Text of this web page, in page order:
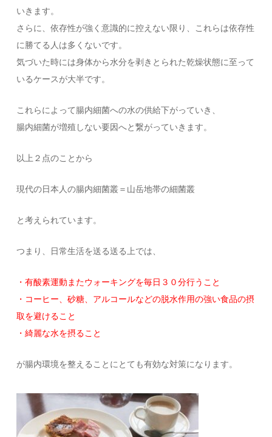
いきます。
さらに、依存性が強く意識的に控えない限り、これらは依存性
に勝てる人は多くないです。
気づいた時には身体から水分を剥きとられた乾燥状態に至って
いるケースが大半です。
これらによって腸内細菌への水の供給下がっていき、
腸内細菌が増殖しない要因へと繋がっていきます。
以上２点のことから
現代の日本人の腸内細菌叢＝山岳地帯の細菌叢
と考えられています。
つまり、日常生活を送る送る上では、
・有酸素運動またウォーキングを毎日３０分行うこと
・コーヒー、砂糖、アルコールなどの脱水作用の強い食品の摂
取を避けること
・綺麗な水を摂ること
が腸内環境を整えることにとても有効な対策になります。